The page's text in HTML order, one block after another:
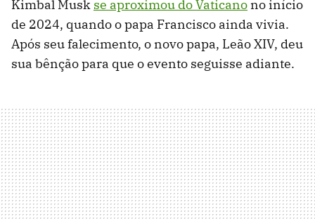
Kimbal Musk se aproximou do Vaticano no início
de 2024, quando o papa Francisco ainda vivia.
Após seu falecimento, o novo papa, Leão XIV, deu
sua bênção para que o evento seguisse adiante.